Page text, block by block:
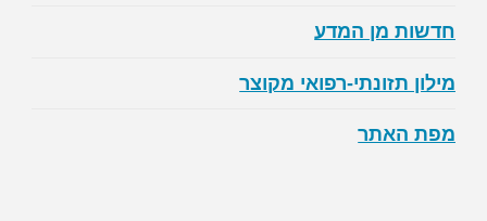
חדשות מן המדע
מילון תזונתי-רפואי מקוצר
מפת האתר